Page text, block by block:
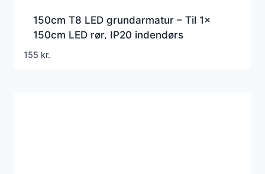
150cm T8 LED grundarmatur – Til 1x
150cm LED rør, IP20 indendørs
155 kr.